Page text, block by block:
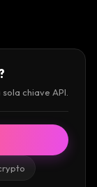
chiave API.